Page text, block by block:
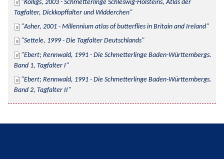
Kolligs, 2003 - Schmetterlinge Schleswig-Holsteins, Atlas der
Tagfalter, Dickkopffalter und Widderchen
Asher, 2001 - Millennium atlas of butterflies in Britain and Ireland
Settele, 1999 - Die Tagfalter Deutschlands
Ebert; Rennwald, 1991 - Die Schmetterlinge Baden-Württembergs.
Band 1, Tagfalter I
Ebert; Rennwald, 1991 - Die Schmetterlinge Baden-Württembergs.
Band 2, Tagfalter II